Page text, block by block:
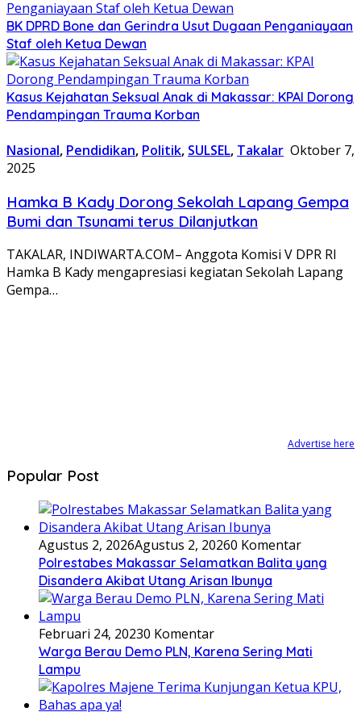
BK DPRD Bone dan Gerindra Usut Dugaan Penganiayaan
Staf oleh Ketua Dewan
Kasus Kejahatan Seksual Anak di Makassar: KPAI Dorong
Pendampingan Trauma Korban
Nasional, Pendidikan, Politik, SULSEL, Takalar Oktober 7,
2025
Hamka B Kady Dorong Sekolah Lapang Gempa
Bumi dan Tsunami terus Dilanjutkan
TAKALAR, INDIWARTA.COM– Anggota Komisi V DPR RI
Hamka B Kady mengapresiasi kegiatan Sekolah Lapang
Gempa…
Advertise here
Popular Post
Agustus 2, 2026Agustus 2, 20260 Komentar
Polrestabes Makassar Selamatkan Balita yang
Disandera Akibat Utang Arisan Ibunya
Februari 24, 20230 Komentar
Warga Berau Demo PLN, Karena Sering Mati
Lampu